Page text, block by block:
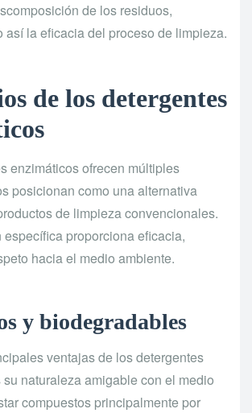
de los residuos,
así la eficacia del proceso de limpieza.
de los detergentes
enzimáticos ofrecen múltiples
posicionan como una alternativa
de limpieza convencionales.
específica proporciona eficacia,
hacia el medio ambiente.
y biodegradables
ventajas de los detergentes
naturaleza amigable con el medio
compuestos principalmente por